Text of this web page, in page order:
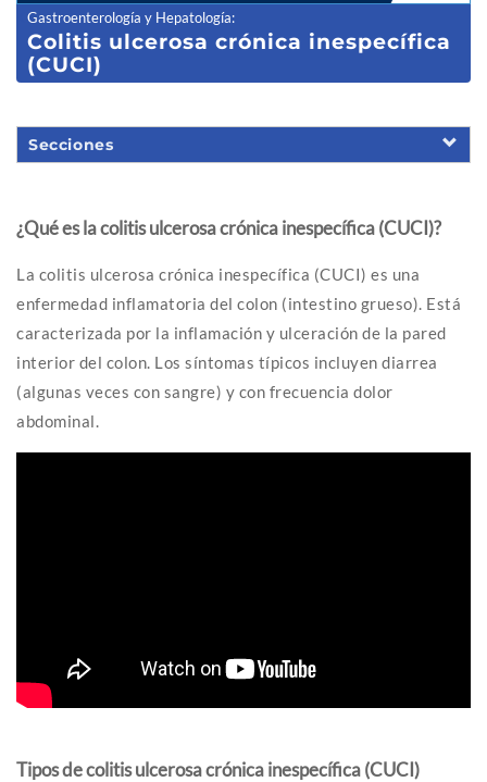
Gastroenterología y Hepatología:
Colitis ulcerosa crónica inespecífica
(CUCI)
Secciones
¿Qué es la colitis ulcerosa crónica inespecífica (CUCI)?
La colitis ulcerosa crónica inespecífica (CUCI) es una
enfermedad inflamatoria del colon (intestino grueso). Está
caracterizada por la inflamación y ulceración de la pared
interior del colon. Los síntomas típicos incluyen diarrea
(algunas veces con sangre) y con frecuencia dolor
abdominal.
Tipos de colitis ulcerosa crónica inespecífica (CUCI)